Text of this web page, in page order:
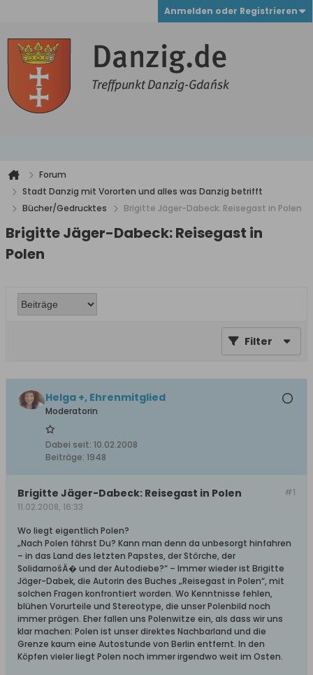
Anmelden oder Registrieren
Forum
Stadt Danzig mit Vororten und alles was Danzig betrifft
Bücher/Gedrucktes
Brigitte Jäger-Dabeck: Reisegast in Polen
Brigitte Jäger-Dabeck: Reisegast in
Polen
Filter
Helga +, Ehrenmitglied
Moderatorin
Dabei seit: 10.02.2008
Beiträge: 1948
#1
Brigitte Jäger-Dabeck: Reisegast in Polen
11.02.2008, 16:33
Wo liegt eigentlich Polen?
„Nach Polen fährst Du? Kann man denn da unbesorgt hinfahren
– in das Land des letzten Papstes, der Störche, der
SolidarnośÄ� und der Autodiebe?“ – Immer wieder ist Brigitte
Jäger-Dabek, die Autorin des Buches „Reisegast in Polen“, mit
solchen Fragen konfrontiert worden. Wo Kenntnisse fehlen,
blühen Vorurteile und Stereotype, die unser Polenbild noch
immer prägen. Eher fallen uns Polenwitze ein, als dass wir uns
klar machen: Polen ist unser direktes Nachbarland und die
Grenze kaum eine Autostunde von Berlin entfernt. In den
Köpfen vieler liegt Polen noch immer irgendwo weit im Osten.